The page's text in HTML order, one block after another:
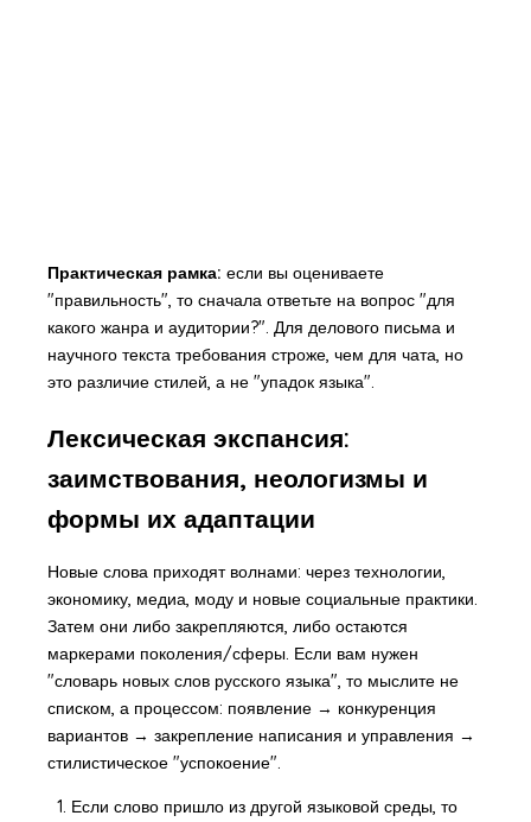
Практическая рамка: если вы оцениваете
"правильность", то сначала ответьте на вопрос "для
какого жанра и аудитории?". Для делового письма и
научного текста требования строже, чем для чата, но
это различие стилей, а не "упадок языка".
Лексическая экспансия:
заимствования, неологизмы и
формы их адаптации
Новые слова приходят волнами: через технологии,
экономику, медиа, моду и новые социальные практики.
Затем они либо закрепляются, либо остаются
маркерами поколения/сферы. Если вам нужен
"словарь новых слов русского языка", то мыслите не
списком, а процессом: появление → конкуренция
вариантов → закрепление написания и управления →
стилистическое "успокоение".
Если слово пришло из другой языковой среды, то